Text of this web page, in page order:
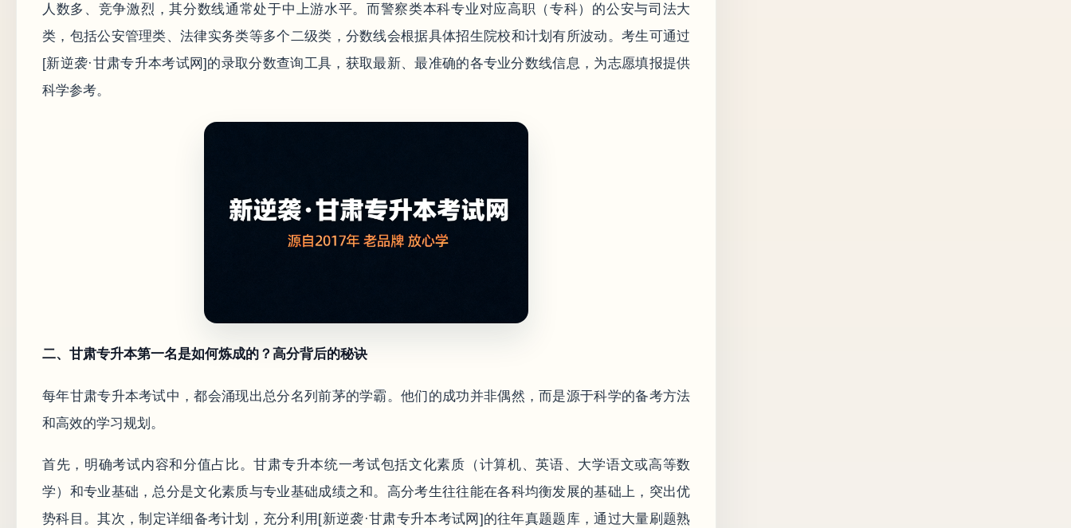
人数多、竞争激烈，其分数线通常处于中上游水平。而警察类本科专业对应高职（专科）的公安与司法大
类，包括公安管理类、法律实务类等多个二级类，分数线会根据具体招生院校和计划有所波动。考生可通过
[新逆袭·甘肃专升本考试网]的录取分数查询工具，获取最新、最准确的各专业分数线信息，为志愿填报提供
科学参考。
二、甘肃专升本第一名是如何炼成的？高分背后的秘诀
每年甘肃专升本考试中，都会涌现出总分名列前茅的学霸。他们的成功并非偶然，而是源于科学的备考方法
和高效的学习规划。
首先，明确考试内容和分值占比。甘肃专升本统一考试包括文化素质（计算机、英语、大学语文或高等数
学）和专业基础，总分是文化素质与专业基础成绩之和。高分考生往往能在各科均衡发展的基础上，突出优
势科目。其次，制定详细备考计划，充分利用[新逆袭·甘肃专升本考试网]的往年真题题库，通过大量刷题熟